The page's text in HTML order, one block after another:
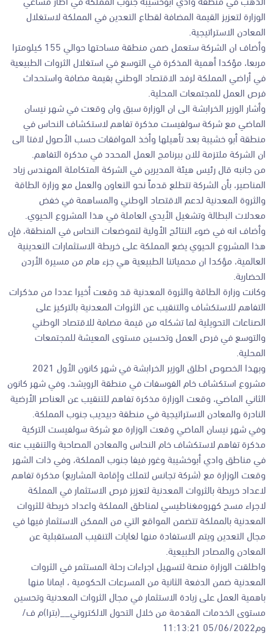
الوزارة لتعزيز القيمة المضافة لقطاع التعدين في المملكة لاستغلال
المعادن الاستراتيجية.
وأضاف ان الشركة ستعمل ضمن منطقة مساحتها حوالي 155 كيلومترا
مربعا، مؤكدا أهمية المذكرة في التوسع في استغلال الثروات الطبيعية
في أراضي المملكة لرفد الاقتصاد الوطني بقيمة مضافة واستحداث
فرص العمل للمجتمعات المحلية.
وأشار الوزير الخرابشة الى ان الوزارة سبق وان وقعت في شهر نيسان
الماضي مع شركة سولفيست مذكرة تفاهم لاستكشاف النحاس في
منطقة أبو خشيبة بعد تأهيلها وأخذ الموافقات حسب الأصول لافتا الى
ان الشركة ملتزمة للان ببرنامج العمل المحدد في مذكرة التفاهم.
من جانبه قال رئيس هيئة المديرين في الشركة المتكاملة المهندس زياد
المناصير، بأن الشركة تتطلع قدماً نحو التعاون والعمل مع وزارة الطاقة
والثروة المعدنية لدعم الاقتصاد الوطني والمساهمة في خفض
معدلات البطالة وتشغيل الأيدي العاملة في هذا المشروع الحيوي.
وأضاف انه في ضوء النتائج الأولية لتموضعات النحاس في المنطقة، فإن
هذا المشروع الحيوي يضع المملكة على خريطة الاستثمارات التعدينية
العالمية، مؤكدا ان محمياتنا الطبيعية هي جزء هام من مسيرة الأردن
الحضارية.
وكانت وزارة الطاقة والثروة المعدنية قد وقعت أخيرا عددا من مذكرات
التفاهم للاستكشاف والتنقيب عن الثروات المعدنية بالتركيز على
الصناعات التحويلية لما تشكله من قيمة مضافة للاقتصاد الوطني
والتوسع في فرص العمل وتحسين مستوى المعيشة للمجتمعات
المحلية.
وبهذا الخصوص اطلق الوزير الخرابشة في شهر كانون الأول 2021
مشروع استكشاف خام الفوسفات في منطقة الرويشد، وفي شهر كانون
الثاني الماضي، وقعت الوزارة مذكرة تفاهم للتنقيب عن العناصر الأرضية
النادرة والمعادن الاستراتيجية في منطقة دبيديب جنوب المملكة.
وفي شهر نيسان الماضي وقعت الوزارة مع شركة سولفيست التركية
مذكرة تفاهم لاستكشاف خام النحاس والمعادن المصاحبة والتنقيب عنه
في مناطق وادي أبوخشيبة وغور فيفا جنوب المملكة، وفي ذات الشهر
وقعت الوزارة مع (شركة تجانس لتملك وإقامة المشاريع) مذكرة تفاهم
لاعداد خريطة بالثروات المعدنية لتعزيز فرص الاستثمار في المملكة
لاجراء مسح كهرومغناطيسي لمناطق المملكة واعداد خريطة للثروات
المعدنية بالمملكة تتضمن المواقع التي من الممكن الاستثمار فيها في
مجال التعدين ويتم الاستفادة منها لغايات التنقيب المستقبلية عن
المعادن والمصادر الطبيعية.
واطلقت الوزارة منصة لتسهيل اجراءات رحلة المستثمر في الثروات
المعدنية ضمن الدفعة الثانية من المسرعات الحكومية ، ايمانا منها
باهمية العمل على زيادة الاستثمار في مجال الثروات المعدنية وتحسين
مستوى الخدمات المقدمة من خلال التحول الالكتروني__(بترا)م ف/
وم05/06/2022 11:13:21